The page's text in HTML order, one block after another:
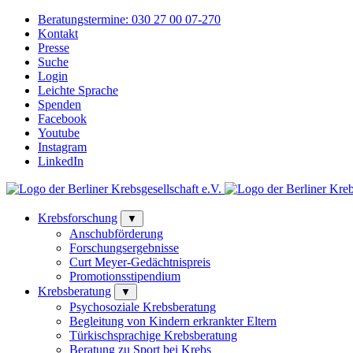
Beratungstermine: 030 27 00 07-270
Kontakt
Presse
Suche
Login
Leichte Sprache
Spenden
Facebook
Youtube
Instagram
LinkedIn
Krebsforschung ▼
Anschubförderung
Forschungsergebnisse
Curt Meyer-Gedächtnispreis
Promotionsstipendium
Krebsberatung
▼
Psychosoziale Krebsberatung
Begleitung von Kindern erkrankter Eltern
Türkischsprachige Krebsberatung
Beratung zu Sport bei Krebs